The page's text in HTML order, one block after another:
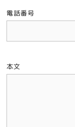
電話番号
本文